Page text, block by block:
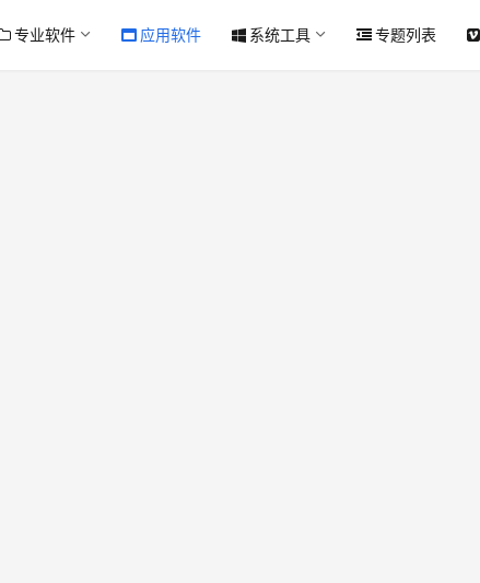
专业软件 应用软件 系统工具 专题列表